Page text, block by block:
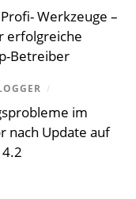
Werkzeuge –
erfolgreiche
Betreiber
/
im
nach Update auf